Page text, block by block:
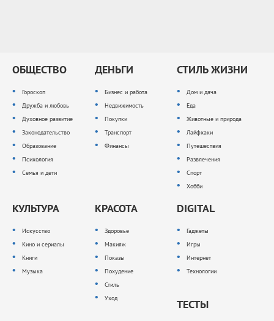
ОБЩЕСТВО
Гороскоп
Дружба и любовь
Духовное развитие
Законодательство
Образование
Психология
Семья и дети
ДЕНЬГИ
Бизнес и работа
Недвижимость
Покупки
Транспорт
Финансы
СТИЛЬ ЖИЗНИ
Дом и дача
Еда
Животные и природа
Лайфхаки
Путешествия
Развлечения
Спорт
Хобби
КУЛЬТУРА
Искусство
Кино и сериалы
Книги
Музыка
КРАСОТА
Здоровье
Макияж
Показы
Похудение
Стиль
Уход
DIGITAL
Гаджеты
Игры
Интернет
Технологии
ТЕСТЫ